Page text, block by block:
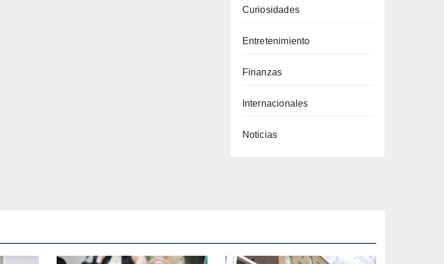
Curiosidades
Entretenimiento
Finanzas
Internacionales
Noticias